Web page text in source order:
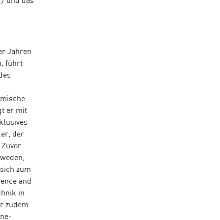
Jahren
führt
er mit
der
zum
and
in
zudem